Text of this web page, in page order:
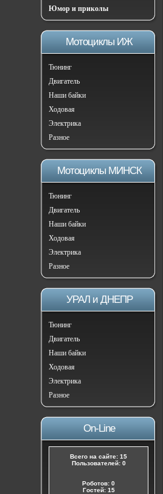
Юмор и приколы
Мотоциклы ИЖ
Тюнинг
Двигатель
Наши байки
Ходовая
Электрика
Разное
Мотоциклы МИНСК
Тюнинг
Двигатель
Наши байки
Ходовая
Электрика
Разное
УРАЛ и ДНЕПР
Тюнинг
Двигатель
Наши байки
Ходовая
Электрика
Разное
On-Line
Всего на сайте: 15
Пользователей: 0
Роботов: 0
Гостей: 15